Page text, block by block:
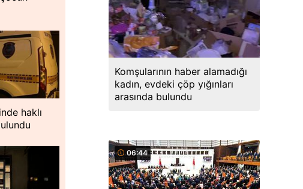
haklı
Komşularının haber alamadığı
kadın, evdeki çöp yığınları
arasında bulundu
06:44